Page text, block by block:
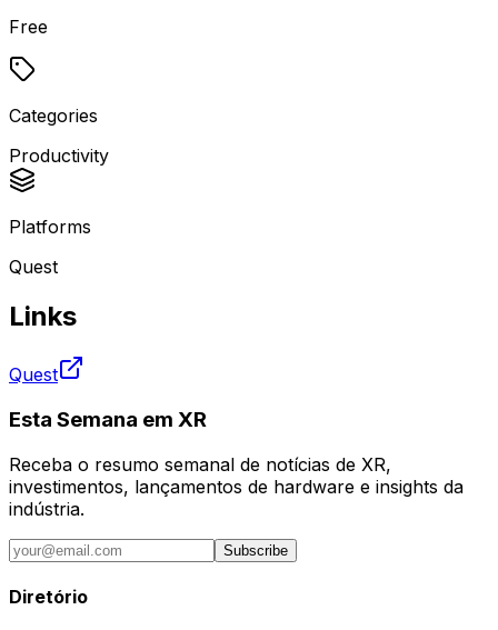
Free
Categories
Productivity
Platforms
Quest
Links
Quest
Esta Semana em XR
Receba o resumo semanal de notícias de XR,
investimentos, lançamentos de hardware e insights da
indústria.
Subscribe
Diretório